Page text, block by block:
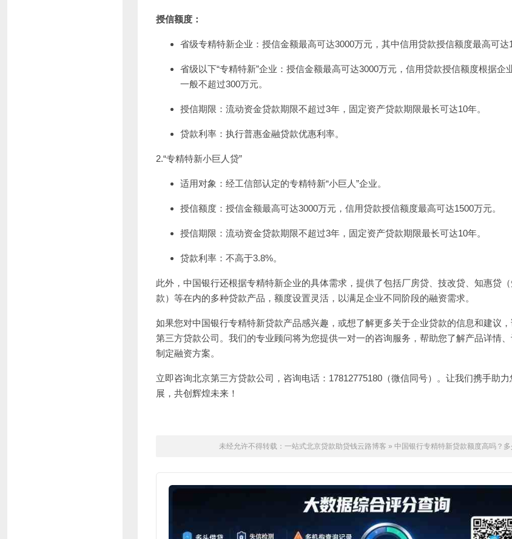
授信额度：
省级专精特新企业：授信金额最高可达3000万元，其中信用贷款授信额度最高可达
省级以下“专精特新”企业：授信金额最高可达3000万元，信用贷款授信额度根据企
一般不超过300万元。
授信期限：流动资金贷款期限不超过3年，固定资产贷款期限最长可达10年。
贷款利率：执行普惠金融贷款优惠利率。
2.“专精特新小巨人贷”
适用对象：经工信部认定的专精特新“小巨人”企业。
授信额度：授信金额最高可达3000万元，信用贷款授信额度最高可达1500万元。
授信期限：流动资金贷款期限不超过3年，固定资产贷款期限最长可达10年。
贷款利率：不高于3.8%。
此外，中国银行还根据专精特新企业的具体需求，提供了包括厂房贷、技改贷、知惠贷
款）等在内的多种贷款产品，额度设置灵活，以满足企业不同阶段的融资需求。
如果您对中国银行专精特新贷款产品感兴趣，或想了解更多关于企业贷款的信息和建议
第三方贷款公司。我们的专业顾问将为您提供一对一的咨询服务，帮助您了解产品详情、
制定融资方案。
立即咨询北京第三方贷款公司，咨询电话：17812775180（微信同号）。让我们携手助
展，共创辉煌未来！
未经允许不得转载： 一站式北京贷款助贷钱云路博客 » 中国银行专精特新贷款额度高吗？多